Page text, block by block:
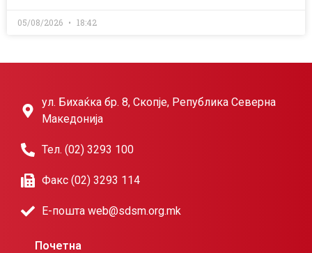
05/08/2026 18:42
ул. Бихаќка бр. 8, Скопје, Република Северна
Македонија
Тел. (02) 3293 100
Факс (02) 3293 114
Е-пошта web@sdsm.org.mk
Почетна